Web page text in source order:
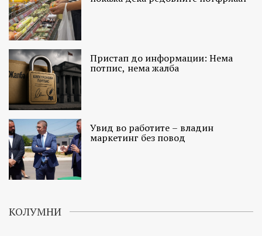
Пристап до информации: Нема
потпис, нема жалба
Увид во работите – владин
маркетинг без повод
КОЛУМНИ